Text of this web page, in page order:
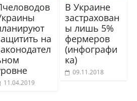
на
11.04.2019
В Украине
застрахован
ы лишь 5%
фермеров
(инфографи
ка)
09.11.2018